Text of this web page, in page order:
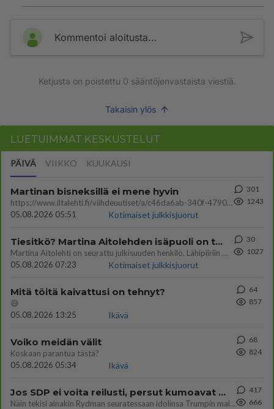
Kommentoi aloitusta...
Ketjusta on poistettu 0 sääntöjenvastaista viestiä.
Takaisin ylös
LUETUIMMAT KESKUSTELUT
PÄIVÄ VIIKKO KUUKAUSI
Martinan bisneksillä ei mene hyvin
https://www.iltalehti.fi/viihdeuutiset/a/c46da6ab-340f-4790-aaa7-0865eed2336 Yrityksen konkurssihakemus on tullut kärä
05.08.2026 05:51
Kotimaiset julkkisjuorut
301
1243
Tiesitkö? Martina Aitolehden isäpuoli on tämä suosittu laulaja
Martina Aitolehti on seurattu julkisuuden henkilö. Lähipiiriin mahtuu muitakin tunnettuja henkilöitä. Tiesitkö, että Ma
05.08.2026 07:23
Kotimaiset julkkisjuorut
30
1027
Mitä töitä kaivattusi on tehnyt?
😅
05.08.2026 13:25
Ikävä
64
857
Voiko meidän välit
Koskaan parantua tästä?
05.08.2026 05:34
Ikävä
68
824
Jos SDP ei voita reilusti, persut kumoavat demokratian Suomesta
Näin tekisi ainakin Rydman seuratessaan idolinsa Trumpin mallia https://www.is.fi/politiikka/art-2000012187244.html
417
666